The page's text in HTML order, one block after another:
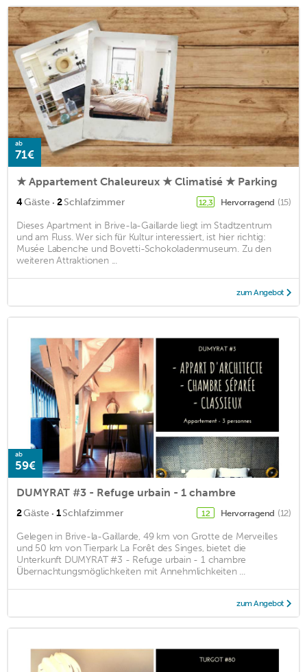
ab
71€
★ Appartement Chaleureux ★ Climatisé ★ Parking
4Gäste · 2Schlafzimmer 12,3 Hervorragend (15)
Dieses Apartment in Brive-la-Gaillarde liegt im Stadtzentrum
und am Fluss. Wer sich für Kultur interessiert, ist hier richtig:
Musée Labenche und Bovetti-Schokoladenmuseum. Zu den
weiteren Attraktionen ...
zum Angebot
ab
59€
DUMYRAT #3 - Refuge urbain - 1 chambre
2Gäste · 1Schlafzimmer 12 Hervorragend (12)
Gelegen in Brive-la-Gaillarde, 49 km von Grotte de Merveilles
und 50 km von Tierpark La Forêt des Singes, bietet die
Unterkunft DUMYRAT #3 - Refuge urbain - 1 chambre
Übernachtungsmöglichkeiten mit Annehmlichkeiten ...
zum Angebot